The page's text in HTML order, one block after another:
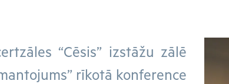
“Cēsis” izstāžu zālē
rīkotā konference